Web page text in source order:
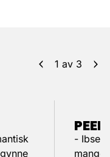
1 av 3
- Ibsen
mange